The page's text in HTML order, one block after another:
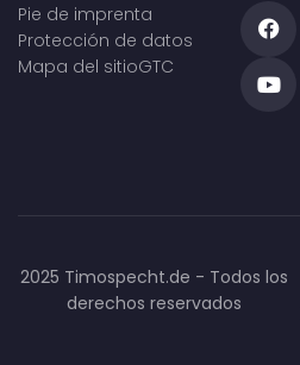
Pie de imprenta
Protección de datos
Mapa del sitioGTC
2025 Timospecht.de - Todos los
derechos reservados